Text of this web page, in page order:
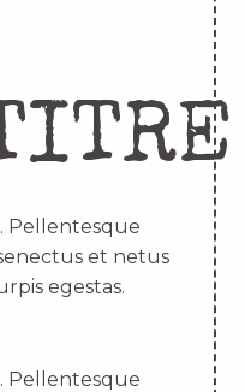
Pellentesque
et netus
egestas.
Pellentesque